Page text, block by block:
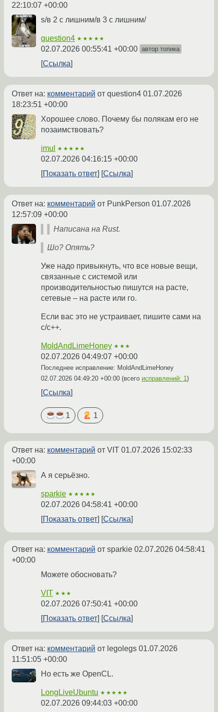
22:10:07 +00:00
s/в 2 с лишним/в 3 с лишним/
question4 ★★★★★
02.07.2026 00:55:41 +00:00 автор топика
Ссылка
Ответ на: комментарий от question4 01.07.2026
18:23:51 +00:00
Хорошее слово. Почему бы полякам его не
позаимствовать?
imul ★★★★★
02.07.2026 04:16:15 +00:00
Показать ответ
Ссылка
Ответ на: комментарий от PunkPerson 01.07.2026
12:57:09 +00:00
Написана на Rust.
Шо? Опять?
Уже надо привыкнуть, что все новые вещи,
связанные с системой или
производительностью пишутся на расте,
сетевые – на расте или го.
Если вас это не устраивает, пишите сами на
c/c++.
MoldAndLimeHoney ★★★
02.07.2026 04:49:07 +00:00
Последнее исправление: MoldAndLimeHoney
02.07.2026 04:49:20 +00:00 (всего исправлений: 1 )
Ссылка
1 1
Ответ на: комментарий от VIT 01.07.2026 15:02:33
+00:00
А я серьёзно.
sparkie ★★★★★
02.07.2026 04:58:41 +00:00
Показать ответ
Ссылка
Ответ на: комментарий от sparkie 02.07.2026 04:58:41
+00:00
Можете обосновать?
VIT ★★★
02.07.2026 07:50:41 +00:00
Показать ответ
Ссылка
Ответ на: комментарий от legolegs 01.07.2026
11:51:05 +00:00
Но есть же OpenCL.
LongLiveUbuntu ★★★★★
02.07.2026 09:44:03 +00:00